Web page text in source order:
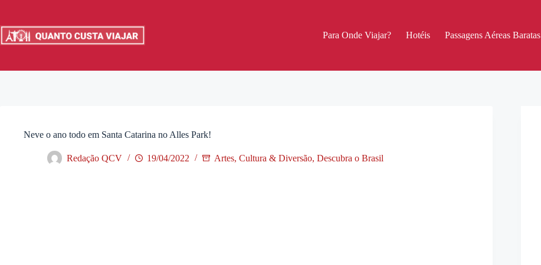
o
conteúdo
Para Onde Viajar? Hotéis Passagens Aéreas Baratas
Neve o ano todo em Santa Catarina no Alles Park!
Redação QCV 19/04/2022 Artes, Cultura & Diversão, Descubra o Brasil